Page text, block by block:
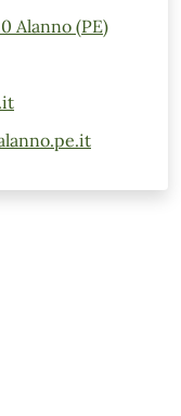
Alanno (PE)